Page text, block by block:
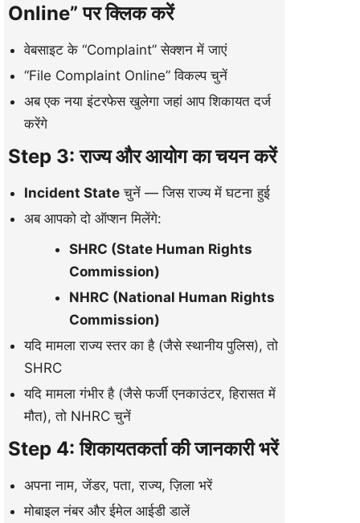
Online” पर क्लिक करें
वेबसाइट के “Complaint” सेक्शन में जाएं
“File Complaint Online” विकल्प चुनें
अब एक नया इंटरफेस खुलेगा जहां आप शिकायत दर्ज
करेंगे
Step 3: राज्य और आयोग का चयन करें
Incident State चुनें — जिस राज्य में घटना हुई
अब आपको दो ऑप्शन मिलेंगे:
SHRC (State Human Rights
Commission)
NHRC (National Human Rights
Commission)
यदि मामला राज्य स्तर का है (जैसे स्थानीय पुलिस), तो
SHRC
यदि मामला गंभीर है (जैसे फर्जी एनकाउंटर, हिरासत में
मौत), तो NHRC चुनें
Step 4: शिकायतकर्ता की जानकारी भरें
अपना नाम, जेंडर, पता, राज्य, ज़िला भरें
मोबाइल नंबर और ईमेल आईडी डालें